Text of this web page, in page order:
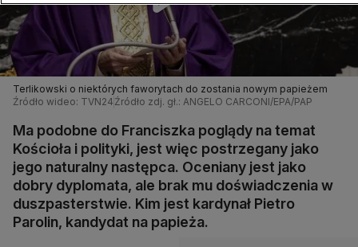
Terlikowski o niektórych faworytach do zostania nowym papieżem
Źródło wideo: TVN24 Źródło zdj. gł.: ANGELO CARCONI/EPA/PAP
Ma podobne do Franciszka poglądy na temat
Kościoła i polityki, jest więc postrzegany jako
jego naturalny następca. Oceniany jest jako
dobry dyplomata, ale brak mu doświadczenia w
duszpasterstwie. Kim jest kardynał Pietro
Parolin, kandydat na papieża.